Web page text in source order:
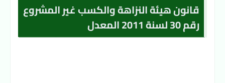
قانون هيئة النزاهة والكسب غير المشروع
رقم 30 لسنة 2011 المعدل